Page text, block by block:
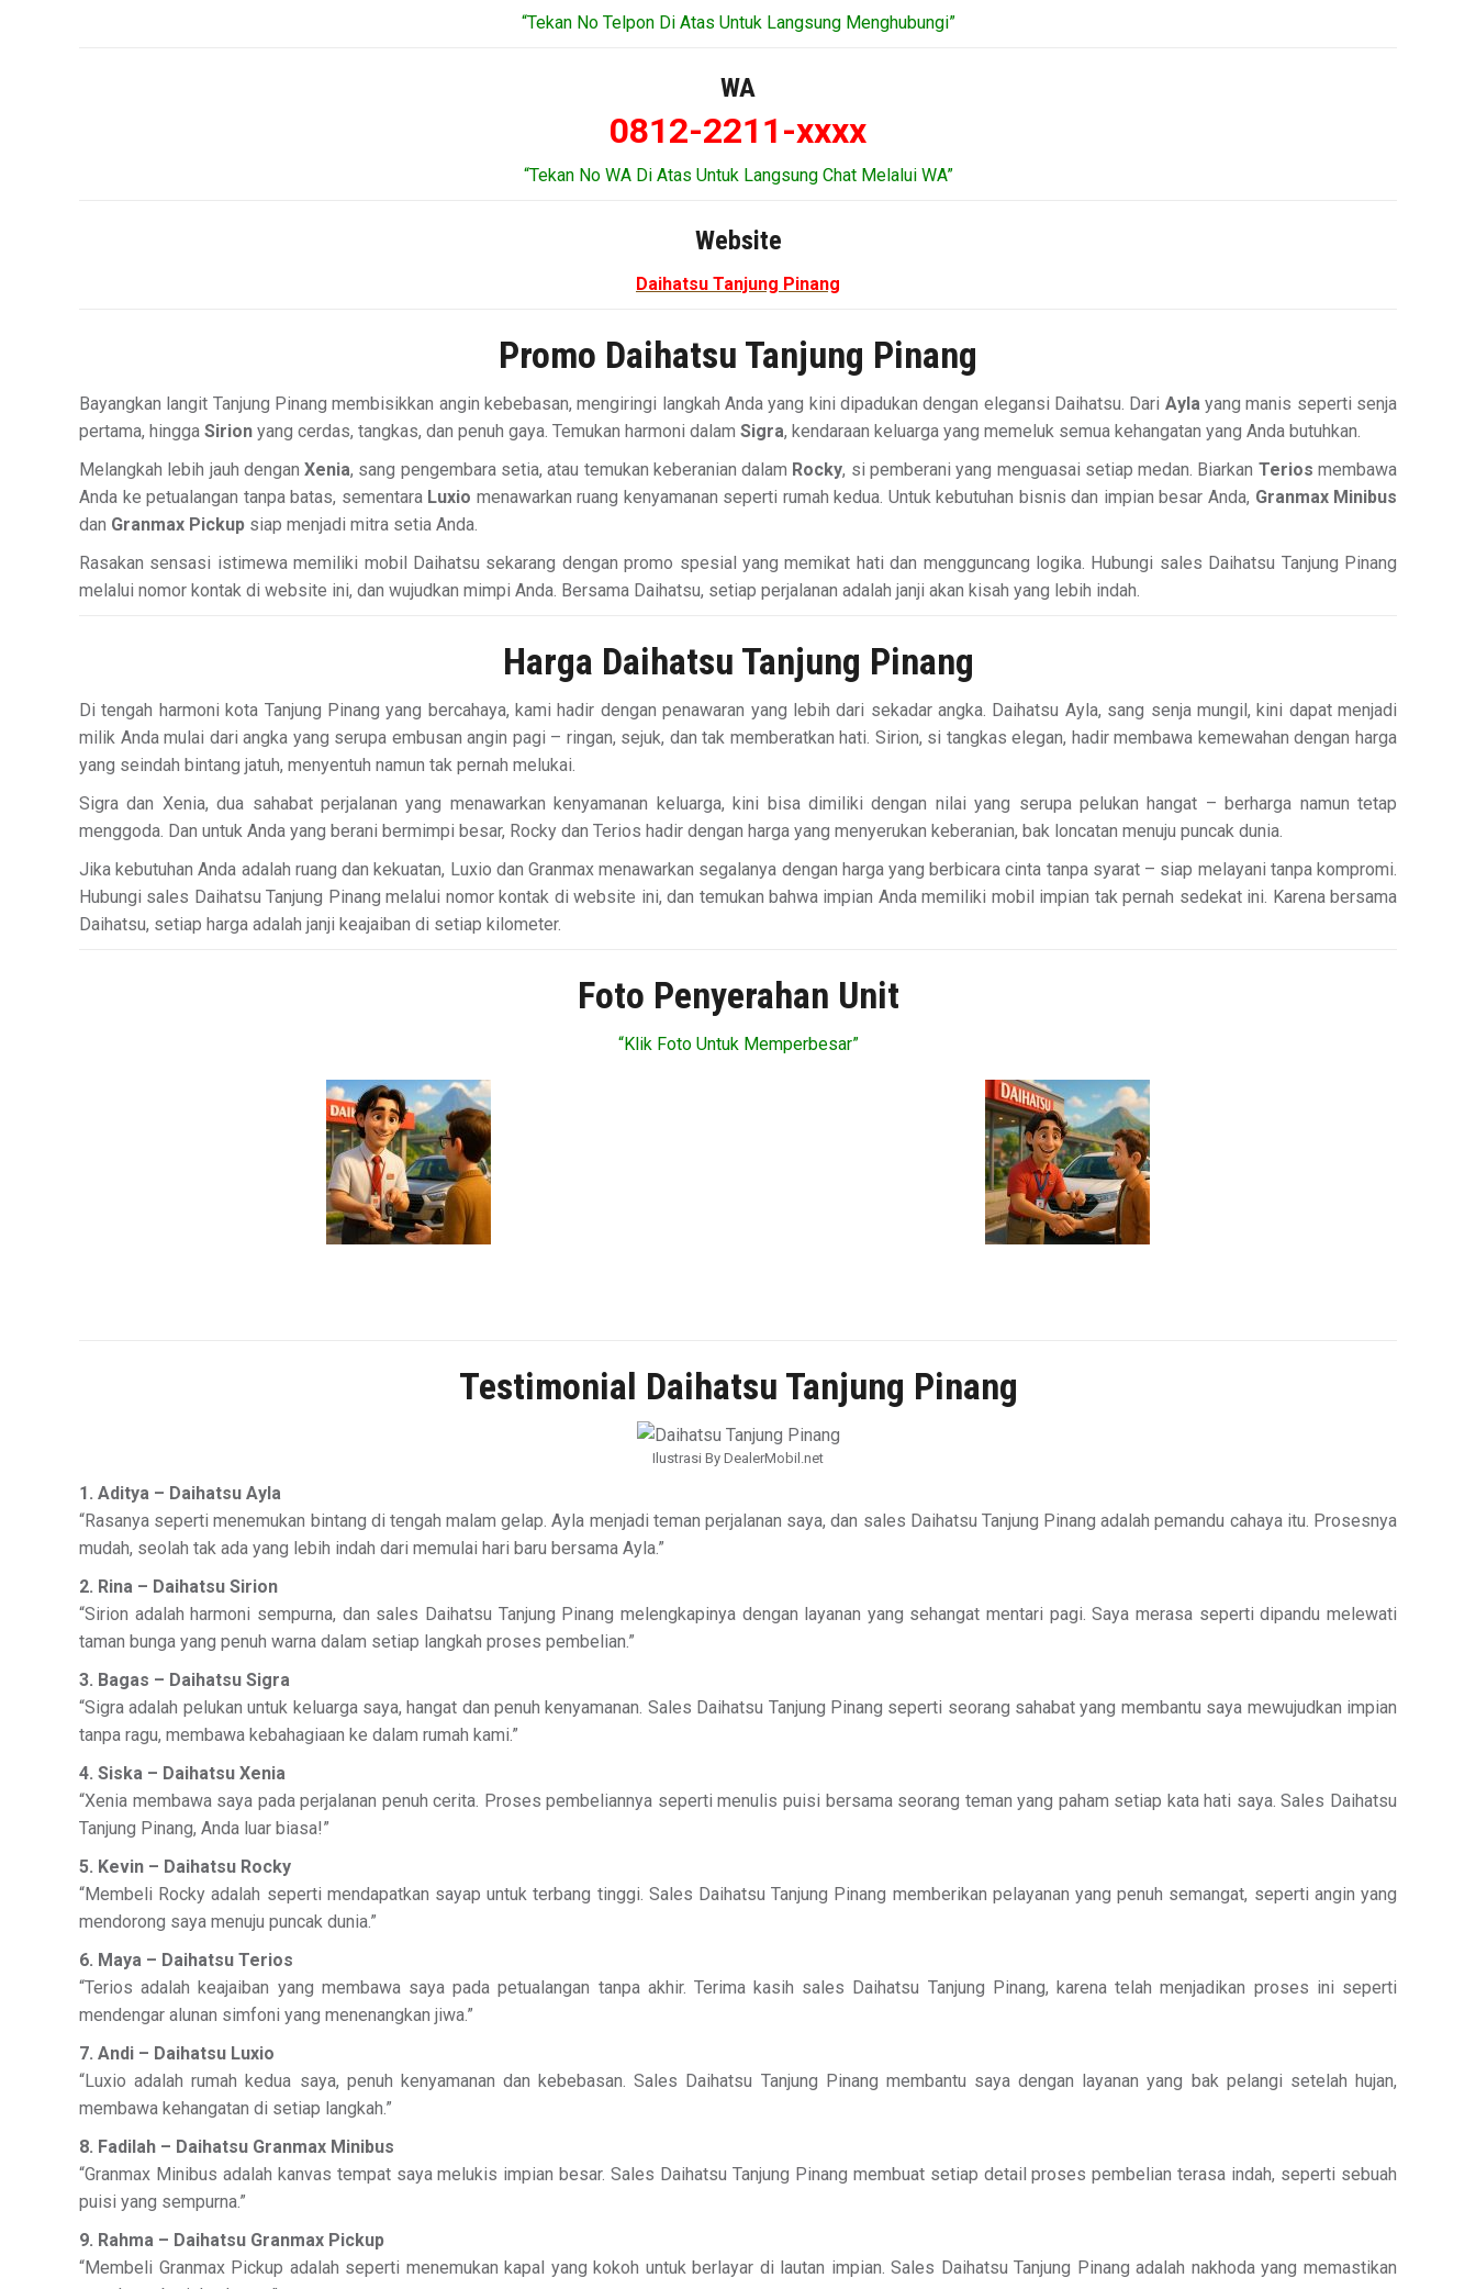
“Tekan No Telpon Di Atas Untuk Langsung Menghubungi”
WA
0812-2211-xxxx
“Tekan No WA Di Atas Untuk Langsung Chat Melalui WA”
Website
Daihatsu Tanjung Pinang
Promo Daihatsu Tanjung Pinang
Bayangkan langit Tanjung Pinang membisikkan angin kebebasan, mengiringi langkah Anda yang kini dipadukan dengan elegansi Daihatsu. Dari Aylayang manis seperti senja
pertama, hingga Sirion yang cerdas, tangkas, dan penuh gaya. Temukan harmoni dalam Sigra, kendaraan keluarga yang memeluk semua kehangatan yang Anda butuhkan.
Melangkah lebih jauh denganXenia, sang pengembara setia, atau temukan keberanian dalam Rocky, si pemberani yang menguasai setiap medan. Biarkan Terios membawa
Anda ke petualangan tanpa batas, sementara Luxio menawarkan ruang kenyamanan seperti rumah kedua. Untuk kebutuhan bisnis dan impian besar Anda, Granmax Minibus
dan Granmax Pickup siap menjadi mitra setia Anda.
Rasakan sensasi istimewa memiliki mobil Daihatsu sekarang dengan promo spesial yang memikat hati dan mengguncang logika. Hubungi sales Daihatsu Tanjung Pinang
melalui nomor kontak di website ini, dan wujudkan mimpi Anda. Bersama Daihatsu, setiap perjalanan adalah janji akan kisah yang lebih indah.
Harga Daihatsu Tanjung Pinang
Di tengah harmoni kota Tanjung Pinang yang bercahaya, kami hadir dengan penawaran yang lebih dari sekadar angka. Daihatsu Ayla, sang senja mungil, kini dapat menjadi
milik Anda mulai dari angka yang serupa embusan angin pagi – ringan, sejuk, dan tak memberatkan hati. Sirion, si tangkas elegan, hadir membawa kemewahan dengan harga
yang seindah bintang jatuh, menyentuh namun tak pernah melukai.
Sigra dan Xenia, dua sahabat perjalanan yang menawarkan kenyamanan keluarga, kini bisa dimiliki dengan nilai yang serupa pelukan hangat – berharga namun tetap
menggoda. Dan untuk Anda yang berani bermimpi besar, Rocky dan Terios hadir dengan harga yang menyerukan keberanian, bak loncatan menuju puncak dunia.
Jika kebutuhan Anda adalah ruang dan kekuatan, Luxio dan Granmax menawarkan segalanya dengan harga yang berbicara cinta tanpa syarat – siap melayani tanpa kompromi.
Hubungi sales Daihatsu Tanjung Pinang melalui nomor kontak di website ini, dan temukan bahwa impian Anda memiliki mobil impian tak pernah sedekat ini. Karena bersama
Daihatsu, setiap harga adalah janji keajaiban di setiap kilometer.
Foto Penyerahan Unit
“Klik Foto Untuk Memperbesar”
Testimonial Daihatsu Tanjung Pinang
Ilustrasi By DealerMobil.net
1. Aditya – Daihatsu Ayla
“Rasanya seperti menemukan bintang di tengah malam gelap. Ayla menjadi teman perjalanan saya, dan sales Daihatsu Tanjung Pinang adalah pemandu cahaya itu. Prosesnya
mudah, seolah tak ada yang lebih indah dari memulai hari baru bersama Ayla.”
2. Rina – Daihatsu Sirion
“Sirion adalah harmoni sempurna, dan sales Daihatsu Tanjung Pinang melengkapinya dengan layanan yang sehangat mentari pagi. Saya merasa seperti dipandu melewati
taman bunga yang penuh warna dalam setiap langkah proses pembelian.”
3. Bagas – Daihatsu Sigra
“Sigra adalah pelukan untuk keluarga saya, hangat dan penuh kenyamanan. Sales Daihatsu Tanjung Pinang seperti seorang sahabat yang membantu saya mewujudkan impian
tanpa ragu, membawa kebahagiaan ke dalam rumah kami.”
4. Siska – Daihatsu Xenia
“Xenia membawa saya pada perjalanan penuh cerita. Proses pembeliannya seperti menulis puisi bersama seorang teman yang paham setiap kata hati saya. Sales Daihatsu
Tanjung Pinang, Anda luar biasa!”
5. Kevin – Daihatsu Rocky
“Membeli Rocky adalah seperti mendapatkan sayap untuk terbang tinggi. Sales Daihatsu Tanjung Pinang memberikan pelayanan yang penuh semangat, seperti angin yang
mendorong saya menuju puncak dunia.”
6. Maya – Daihatsu Terios
“Terios adalah keajaiban yang membawa saya pada petualangan tanpa akhir. Terima kasih sales Daihatsu Tanjung Pinang, karena telah menjadikan proses ini seperti
mendengar alunan simfoni yang menenangkan jiwa.”
7. Andi – Daihatsu Luxio
“Luxio adalah rumah kedua saya, penuh kenyamanan dan kebebasan. Sales Daihatsu Tanjung Pinang membantu saya dengan layanan yang bak pelangi setelah hujan,
membawa kehangatan di setiap langkah.”
8. Fadilah – Daihatsu Granmax Minibus
“Granmax Minibus adalah kanvas tempat saya melukis impian besar. Sales Daihatsu Tanjung Pinang membuat setiap detail proses pembelian terasa indah, seperti sebuah
puisi yang sempurna.”
9. Rahma – Daihatsu Granmax Pickup
“Membeli Granmax Pickup adalah seperti menemukan kapal yang kokoh untuk berlayar di lautan impian. Sales Daihatsu Tanjung Pinang adalah nakhoda yang memastikan